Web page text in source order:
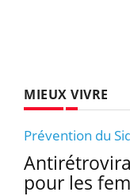
MIEUX VIVRE
Prévention du
pour les